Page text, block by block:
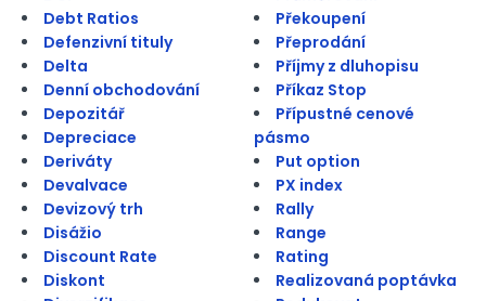
Debt Ratios
Defenzivní tituly
Delta
Denní obchodování
Depozitář
Depreciace
Deriváty
Devalvace
Devizový trh
Disážio
Discount Rate
Diskont
Překoupení
Přeprodání
Příjmy z dluhopisu
Příkaz Stop
Přípustné cenové
pásmo
Put option
PX index
Rally
Range
Rating
Realizovaná poptávka